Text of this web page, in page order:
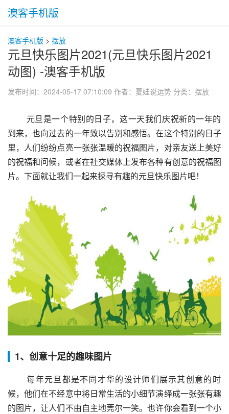
澳客手机版
澳客手机版 > 摆放
元旦快乐图片2021(元旦快乐图片2021
动图) -澳客手机版
发布时间：2024-05-17 07:10:09 作者：夏娃说运势 分类： 摆放
到来，也向过去的一年致以告别和感悟。在这个特别的日子
里，人们纷纷点亮一张张温暖的祝福图片，对亲友送上美好
的祝福和问候，或者在社交媒体上发布各种有创意的祝福图
片。下面就让我们一起来探寻有趣的元旦快乐图片吧！
1、创意十足的趣味图片
每年元旦都是不同才华的设计师们展示其创意的时
候，他们在不经意中将日常生活的小细节演绎成一张张有趣
的图片，让人们不由自主地莞尔一笑。也许你会看到一个小